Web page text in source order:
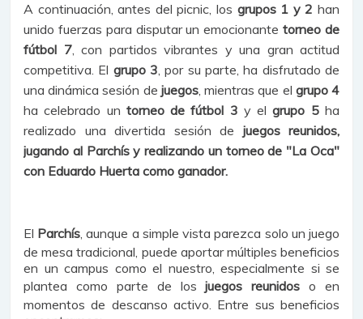
A continuación, antes del picnic, los grupos 1 y 2 han
unido fuerzas para disputar un emocionantetorneo de
fútbol 7, con partidos vibrantes y una gran actitud
competitiva. El grupo 3, por su parte, ha disfrutado de
una dinámica sesión de juegos, mientras que el grupo 4
ha celebrado un torneo de fútbol 3 y elgrupo 5ha
realizado una divertida sesión de juegos reunidos,
jugando al Parchís y realizando un torneo de "La Oca"
con Eduardo Huerta como ganador.
El Parchís, aunque a simple vista parezca solo un juego
de mesa tradicional, puede aportar múltiples beneficios
en un campus como el nuestro, especialmente si se
plantea como parte de losjuegos reunidos o en
momentos de descanso activo. Entre sus beneficios